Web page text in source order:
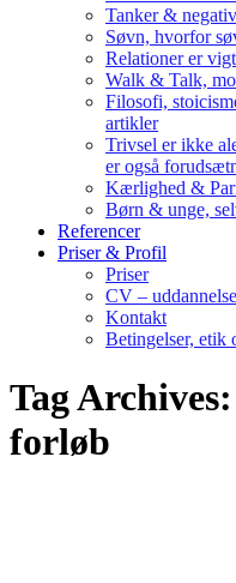
Tanker &
Søvn, hvorfor
Relationer er
Walk & Talk,
Filosofi,
artikler
Trivsel er ikke
er også
Kærlighed &
Børn & unge,
Referencer
Priser & Profil
Priser
CV –
Kontakt
Betingelser, etik
Tag
forløb